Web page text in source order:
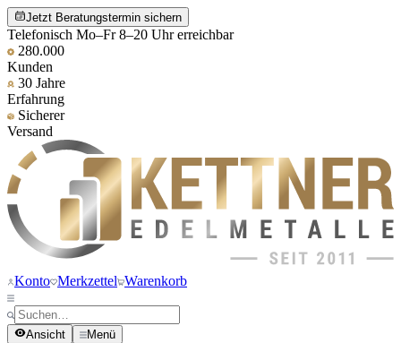
Jetzt Beratungstermin sichern
Telefonisch Mo–Fr 8–20 Uhr erreichbar
280.000
Kunden
30 Jahre
Erfahrung
Sicherer
Versand
Konto Merkzettel Warenkorb
Ansicht Menü